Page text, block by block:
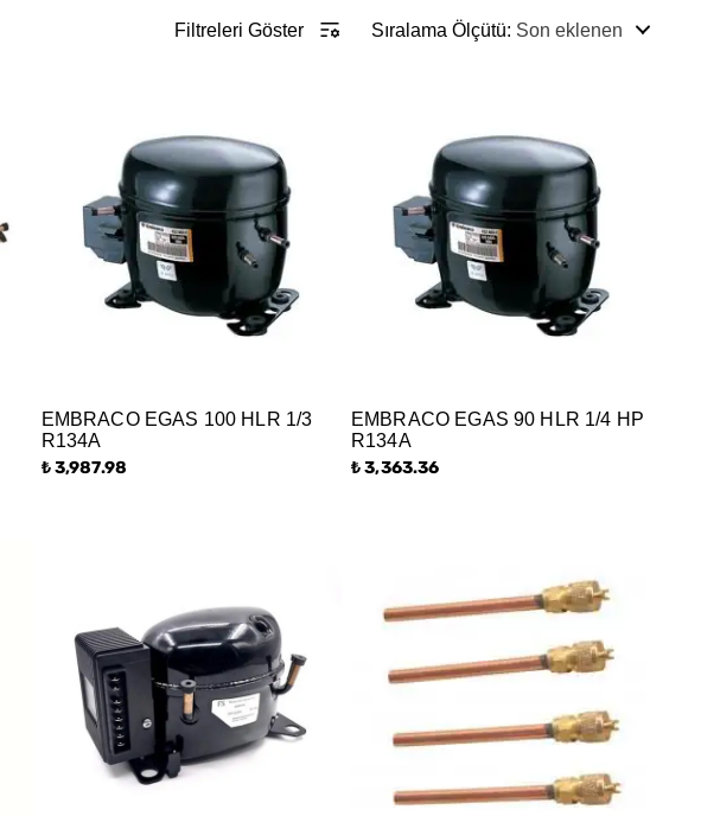
Filtreleri Göster Sıralama Ölçütü: Son eklenen
EMBRACO EGAS 100 HLR 1/3
R134A
₺ 3,987.98
EMBRACO EGAS 90 HLR 1/4 HP
R134A
₺ 3,363.36